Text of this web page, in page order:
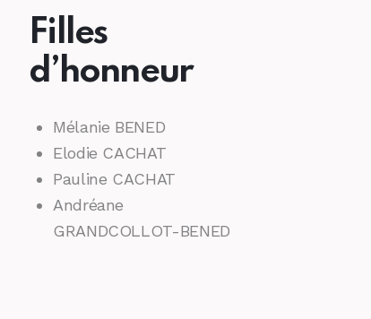
Filles
d’honneur
Mélanie BENED
Elodie CACHAT
Pauline CACHAT
Andréane
GRANDCOLLOT-BENED